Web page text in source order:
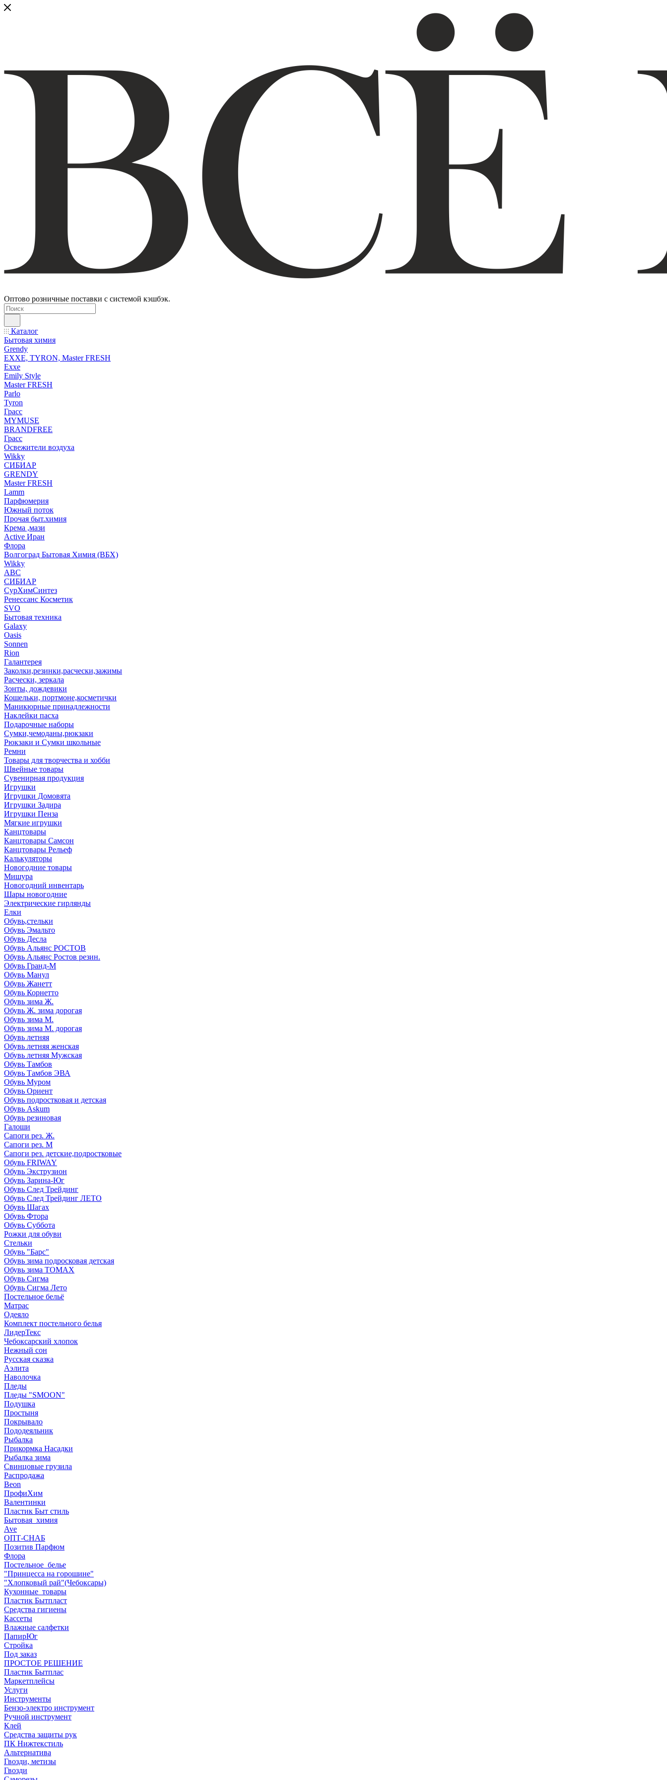
Оптово розничные поставки с системой кэшбэк.
Каталог
Бытовая химия
Grendy
EXXE, TYRON, Master FRESH
Exxe
Emily Style
Master FRESH
Parlo
Tyron
Грасс
MYMUSE
BRANDFREE
Грасс
Освежители воздуха
Wikky
СИБИАР
GRENDY
Master FRESH
Lamm
Парфюмерия
Южный поток
Прочая быт.химия
Крема ,мази
Аctive Иран
Флора
Волгоград Бытовая Химия (ВБХ)
Wikky
АВС
СИБИАР
СурХимСинтез
Ренессанс Косметик
SVO
Бытовая техника
Galaxy
Oasis
Sonnen
Rion
Галантерея
Заколки,резинки,расчески,зажимы
Расчески, зеркала
Зонты, дождевики
Кошельки, портмоне,косметички
Маникюрные принадлежности
Наклейки пасха
Подарочные наборы
Сумки,чемоданы,рюкзаки
Рюкзаки и Сумки школьные
Ремни
Товары для творчества и хобби
Швейные товары
Сувенирная продукция
Игрушки
Игрушки Домовята
Игрушки Задира
Игрушки Пенза
Мягкие игрушки
Канцтовары
Канцтовары Самсон
Канцтовары Рельеф
Калькуляторы
Новогодние товары
Мишура
Новогодний инвентарь
Шары новогодние
Электрические гирлянды
Елки
Обувь,стельки
Обувь Эмальто
Обувь Десла
Обувь Альянс РОСТОВ
Обувь Альянс Ростов резин.
Обувь Гранд-М
Обувь Манул
Обувь Жанетт
Обувь Корнетто
Обувь зима Ж.
Обувь Ж. зима дорогая
Обувь зима М.
Обувь зима М. дорогая
Обувь летняя
Обувь летняя женская
Обувь летняя Мужская
Обувь Тамбов
Обувь Тамбов ЭВА
Обувь Муром
Обувь Ориент
Обувь подростковая и детская
Обувь Askum
Обувь резиновая
Галоши
Сапоги рез. Ж.
Сапоги рез. М
Сапоги рез. детские,подростковые
Обувь FRIWAY
Обувь Экструзион
Обувь Зарина-Юг
Обувь След Трейдинг
Обувь След Трейдинг ЛЕТО
Обувь Шагах
Обувь Фтора
Обувь Суббота
Рожки для обуви
Стельки
Обувь "Барс"
Обувь зима подросковая детская
Обувь зима ТОМАХ
Обувь Сигма
Обувь Сигма Лето
Постельное бельё
Матрас
Одеяло
Комплект постельного белья
ЛидерТекс
Чебоксарский хлопок
Нежный сон
Русская сказка
Аэлита
Наволочка
Пледы
Пледы "SMOON"
Подушка
Простыня
Покрывало
Пододеяльник
Рыбалка
Прикормка Насадки
Рыбалка зима
Свинцовые грузила
Распродажа
Beon
ПрофиХим
Валентинки
Пластик Быт стиль
Бытовая_химия
Ave
ОПТ-СНАБ
Позитив Парфюм
Флора
Постельное_белье
"Принцесса на горошине"
"Хлопковый рай"(Чебоксары)
Кухонные_товары
Пластик Бытпласт
Средства гигиены
Кассеты
Влажные салфетки
ПапирЮг
Стройка
Под заказ
ПРОСТОЕ РЕШЕНИЕ
Пластик Бытплас
Маркетплейсы
Услуги
Инструменты
Бензо-электро инструмент
Ручной инструмент
Клей
Средства защиты рук
ПК Нижтекстиль
Альтернатива
Гвозди, метизы
Гвозди